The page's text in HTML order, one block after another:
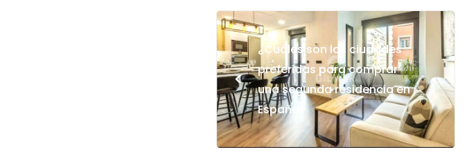
<
¿Cuáles son las ciudades
preferidas para comprar
una segunda residencia en
España?